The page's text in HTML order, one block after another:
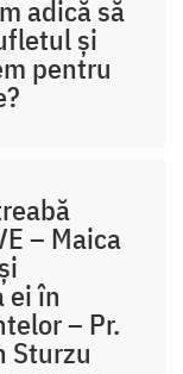
adică să
și
pentru
– Maica
ei în
– Pr.
Sturzu